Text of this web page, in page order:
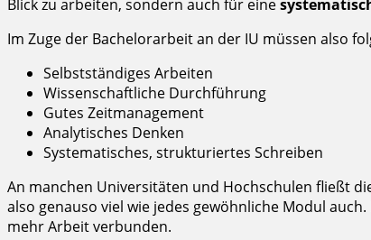
Blick zu arbeiten, sondern auch für eine
Im Zuge der Bachelorarbeit an der IU müssen also
Selbstständiges Arbeiten
Wissenschaftliche Durchführung
Gutes Zeitmanagement
Analytisches Denken
Systematisches, strukturiertes Schreiben
An manchen Universitäten und Hochschulen fließt
also genauso viel wie jedes gewöhnliche Modul
mehr Arbeit verbunden.